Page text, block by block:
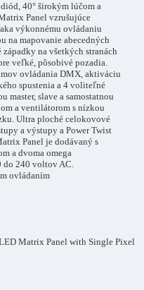
40° širokým lúčom a
Panel vzrušujúce
výkonnému ovládaniu
mapovanie abecedných
na všetkých stranách
veľké, pôsobivé pozadia.
ovládania DMX, aktiváciu
spustenia a 4 voliteľné
slave a samostatnou
a ventilátorom s nízkou
Ultra ploché celokovové
a výstupy a Power Twist
Panel je dodávaný s
a dvoma omega
do 240 voltov AC.
ovládaním